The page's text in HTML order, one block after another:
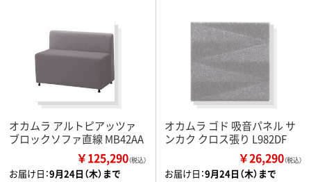
オカムラ アルトピアッツァ
ブロックソファ直線 MB42AA
￥125,290（税込）
お届け日：9月24日（木）まで
オカムラ ゴド 吸音パネル サ
ンカク クロス張り L982DF
￥26,290（税込）
お届け日：9月24日（木）まで